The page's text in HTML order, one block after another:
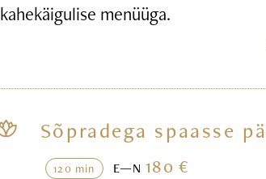
kahekäigulise menüüga.
Sõpradega spaasse
120 min E—N180 €